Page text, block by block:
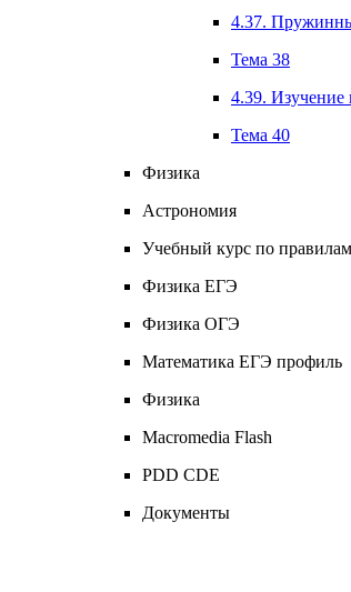
4.37.
Тема 38
4.39. Изучение
Тема 40
Физика
Астрономия
Учебный курс по
Физика ЕГЭ
Физика ОГЭ
Математика ЕГЭ профиль
Физика
Macromedia Flash
PDD CDЕ
Документы